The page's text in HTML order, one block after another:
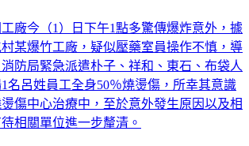
廠今（1）日下午1點多驚傳爆炸意外，據
某爆竹工廠，疑似壓藥室員操作不慎，導
防局緊急派遣朴子、祥和、東石、布袋人
名呂姓員工全身50％燒燙傷，所幸其意識
傷中心治療中，至於意外發生原因以及相
相關單位進一步釐清。